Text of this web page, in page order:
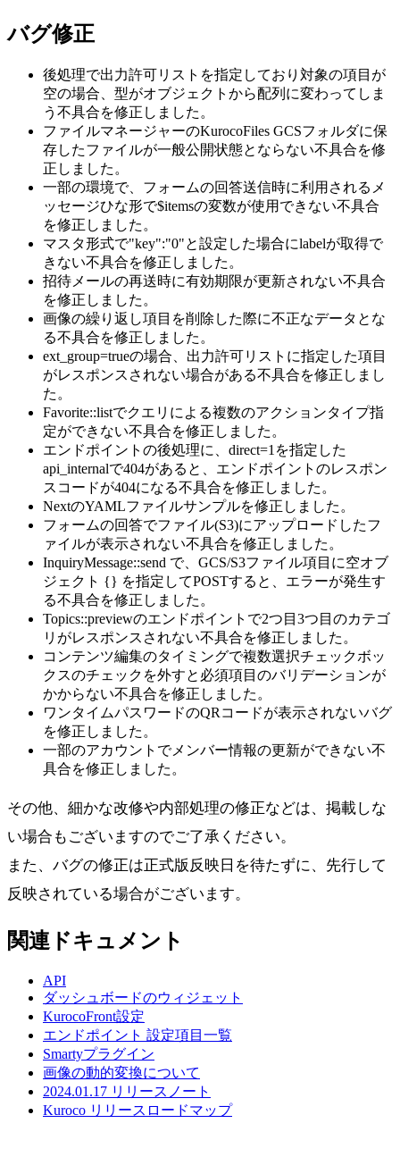
バグ修正
後処理で出力許可リストを指定しており対象の項目が
空の場合、型がオブジェクトから配列に変わってしま
う不具合を修正しました。
ファイルマネージャーのKurocoFiles GCSフォルダに保
存したファイルが一般公開状態とならない不具合を修
正しました。
一部の環境で、フォームの回答送信時に利用されるメ
ッセージひな形で$itemsの変数が使用できない不具合
を修正しました。
マスタ形式で"key":"0"と設定した場合にlabelが取得で
きない不具合を修正しました。
招待メールの再送時に有効期限が更新されない不具合
を修正しました。
画像の繰り返し項目を削除した際に不正なデータとな
る不具合を修正しました。
ext_group=trueの場合、出力許可リストに指定した項目
がレスポンスされない場合がある不具合を修正しまし
た。
Favorite::listでクエリによる複数のアクションタイプ指
定ができない不具合を修正しました。
エンドポイントの後処理に、direct=1を指定した
api_internalで404があると、エンドポイントのレスポン
スコードが404になる不具合を修正しました。
NextのYAMLファイルサンプルを修正しました。
フォームの回答でファイル(S3)にアップロードしたフ
ァイルが表示されない不具合を修正しました。
InquiryMessage::send で、GCS/S3ファイル項目に空オブ
ジェクト {} を指定してPOSTすると、エラーが発生す
る不具合を修正しました。
Topics::previewのエンドポイントで2つ目3つ目のカテゴ
リがレスポンスされない不具合を修正しました。
コンテンツ編集のタイミングで複数選択チェックボッ
クスのチェックを外すと必須項目のバリデーションが
かからない不具合を修正しました。
ワンタイムパスワードのQRコードが表示されないバグ
を修正しました。
一部のアカウントでメンバー情報の更新ができない不
具合を修正しました。
その他、細かな改修や内部処理の修正などは、掲載しな
い場合もございますのでご了承ください。
また、バグの修正は正式版反映日を待たずに、先行して
反映されている場合がございます。
関連ドキュメント
API
ダッシュボードのウィジェット
KurocoFront設定
エンドポイント 設定項目一覧
Smartyプラグイン
画像の動的変換について
2024.01.17 リリースノート
Kuroco リリースロードマップ